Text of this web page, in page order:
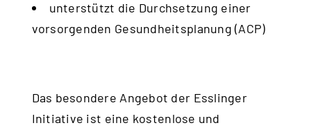
unterstützt die Durchsetzung einer
vorsorgenden Gesundheitsplanung (ACP)
Das besondere Angebot der Esslinger
Initiative ist eine kostenlose und